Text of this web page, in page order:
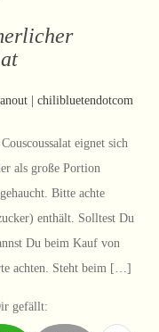
eignet sich
als große Portion
Bitte achte
enthält. Solltest Du
Du beim Kauf von
achten. Steht beim […]
gefällt: